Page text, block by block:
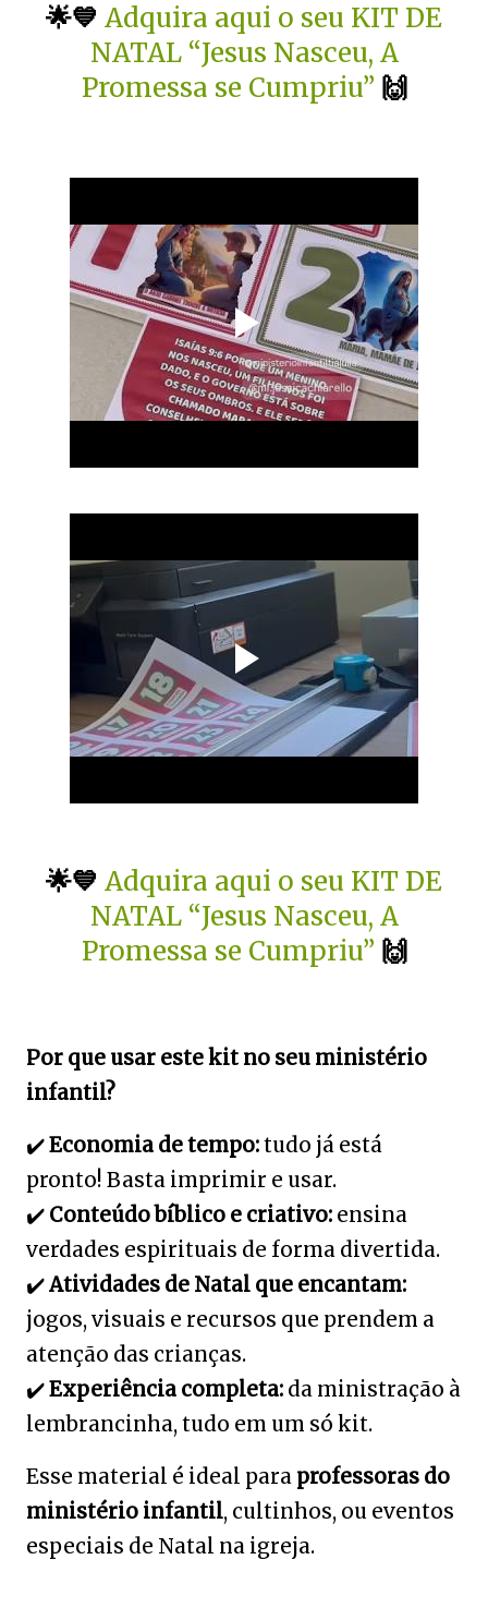
🌟💙 Adquira aqui o seu KIT DE
NATAL “Jesus Nasceu, A
Promessa se Cumpriu” 🙌
🌟💙 Adquira aqui o seu KIT DE
NATAL “Jesus Nasceu, A
Promessa se Cumpriu” 🙌
Por que usar este kit no seu ministério
infantil?
✔Economia de tempo:tudo já está
pronto! Basta imprimir e usar.
✔ Conteúdo bíblico e criativo: ensina
verdades espirituais de forma divertida.
✔Atividades de Natal que encantam:
jogos, visuais e recursos que prendem a
atenção das crianças.
✔Experiência completa: da ministração à
lembrancinha, tudo em um só kit.
Esse material é ideal para professoras do
ministério infantil, cultinhos, ou eventos
especiais de Natal na igreja.